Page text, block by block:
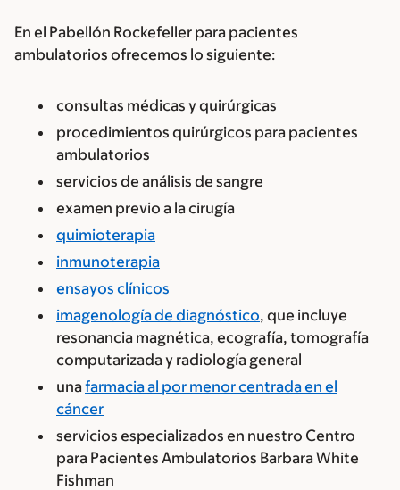
En el Pabellón Rockefeller para pacientes
ambulatorios ofrecemos lo siguiente:
consultas médicas y quirúrgicas
procedimientos quirúrgicos para pacientes
ambulatorios
servicios de análisis de sangre
examen previo a la cirugía
quimioterapia
inmunoterapia
ensayos clínicos
imagenología de diagnóstico, que incluye
resonancia magnética, ecografía, tomografía
computarizada y radiología general
unafarmacia al por menor centrada en el
cáncer
servicios especializados en nuestro Centro
para Pacientes Ambulatorios Barbara White
Fishman